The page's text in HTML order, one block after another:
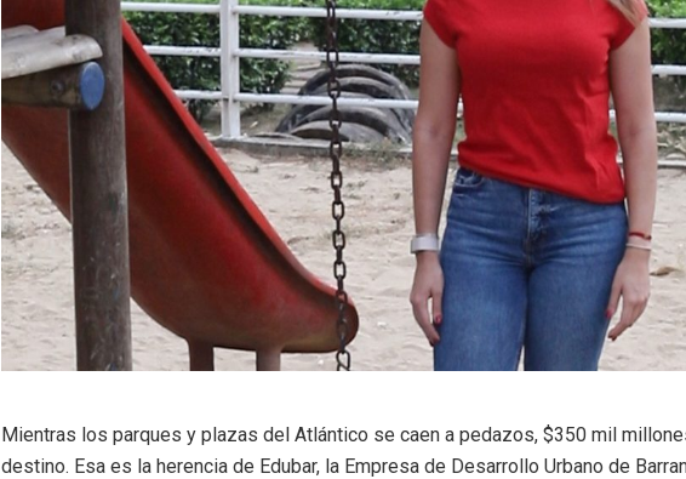
Mientras los parques y plazas del Atlántico se caen a pedazos, $350 mil
destino. Esa es la herencia de Edubar, la Empresa de Desarrollo Urbano de